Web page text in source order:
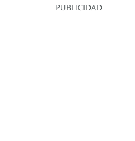
PUBLICIDAD